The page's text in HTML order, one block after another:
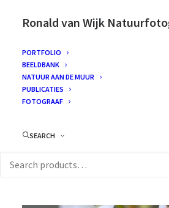
Ronald van Wijk
PORTFOLIO
BEELDBANK
NATUUR AAN DE MUUR
PUBLICATIES
FOTOGRAAF
SEARCH